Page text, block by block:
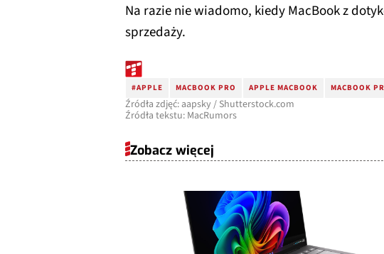
Na razie nie wiadomo, kiedy MacBook z
sprzedaży.
#APPLE MACBOOK PRO APPLE MACBOOK MACBOOK
Źródła zdjęć: aapsky / Shutterstock.com
Źródła tekstu: MacRumors
Zobacz więcej